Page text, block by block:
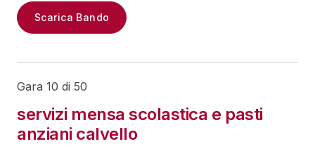
Scarica Bando
Gara 10 di 50
servizi mensa scolastica e pasti
anziani calvello